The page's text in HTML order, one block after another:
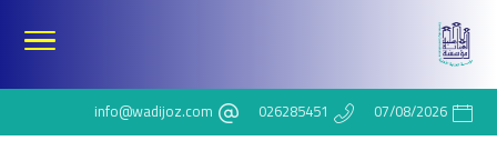
07/08/2026
026285451
info@wadijoz.com